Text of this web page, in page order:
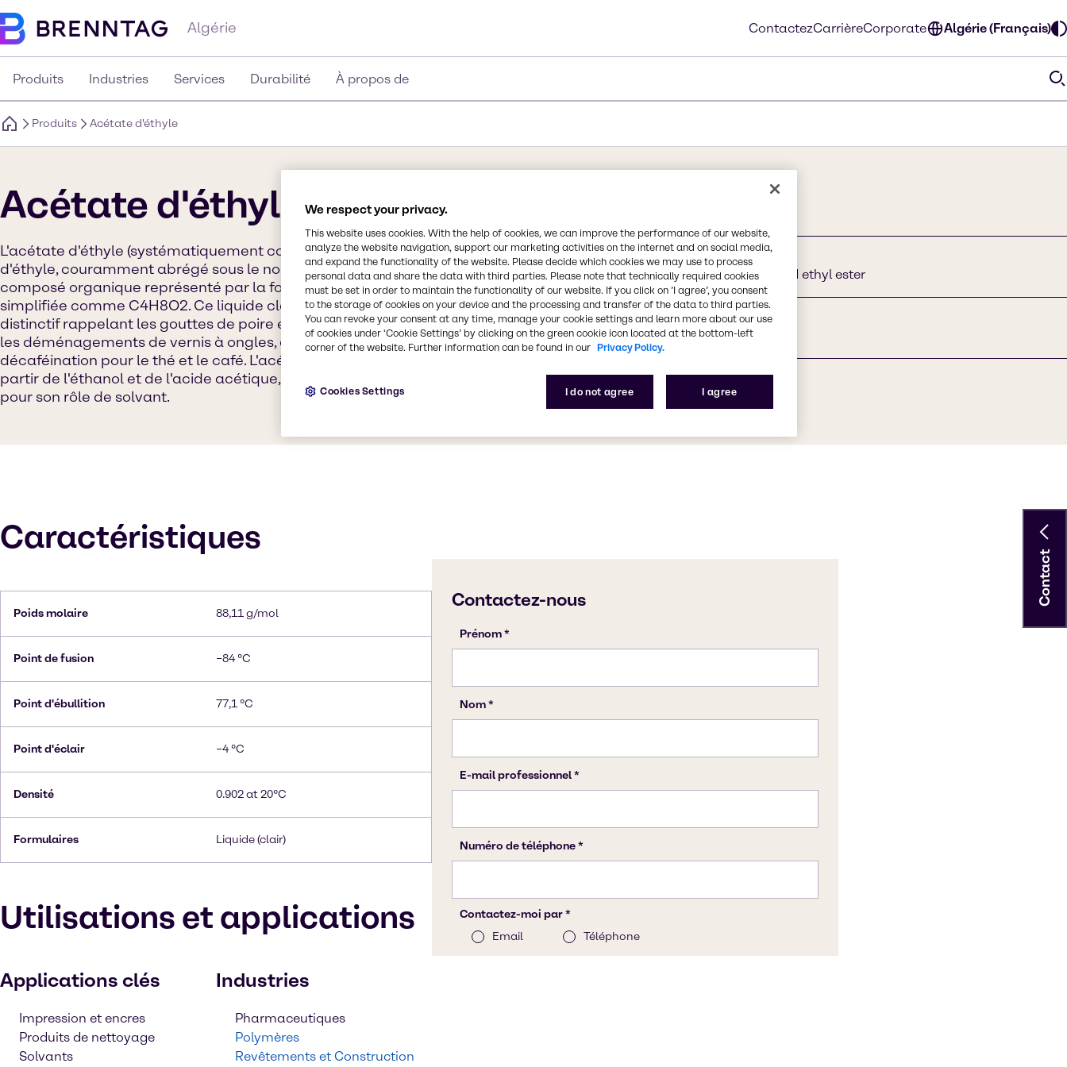
Algérie ContactezCarrièreCorporate Algérie (Français)
Produits Industries Services Durabilité À propos de
Produits Acétate d'éthyle
Acétate d'éthyle
L'acétate d'éthyle (systématiquement connu sous le nom d'éthanoate
d'éthyle, couramment abrégé sous le nom d'ETOAC, ETAC ou EA) est un
composé organique représenté par la formule chimique CH3-CO-CH2-CH3,
simplifiée comme C4H8O2. Ce liquide clair possède un parfum sucré
distinctif rappelant les gouttes de poire et trouve l'utilité dans les adhésifs,
les déménagements de vernis à ongles, ainsi que le processus de
décaféination pour le thé et le café. L'acétate d'éthyle est l'ester formé à
partir de l'éthanol et de l'acide acétique, et il est produit à grande échelle
pour son rôle de solvant.
Synonymes
1-acetoxyethane I acetic ester I acetic acid ethyl ester
Formule chimique
C4H8O2
Numéro CAS
141-78-6
Caractéristiques
Poids molaire 88,11 g/mol
Point de fusion −84 °C
Point d'ébullition 77,1 °C
Point d'éclair −4 °C
Densité 0.902 at 20°C
Formulaires Liquide (clair)
Utilisations et applications
Applications clés
Impression et encres
Produits de nettoyage
Solvants
Industries
Pharmaceutiques
Polymères
Revêtements et Construction
Contact
We respect your privacy.
This website uses cookies. With the help of cookies, we can improve the performance of our website,
analyze the website navigation, support our marketing activities on the internet and on social media,
and expand the functionality of the website. Please decide which cookies we may use to process
personal data and share the data with third parties. Please note that technically required cookies
must be set in order to maintain the functionality of our website. If you click on ’I agree’, you consent
to the storage of cookies on your device and the processing and transfer of the data to third parties.
You can revoke your consent at any time, manage your cookie settings and learn more about our use
of cookies under ‘Cookie Settings’ by clicking on the green cookie icon located at the bottom-left
corner of the website. Further information can be found in our Privacy Policy.
I do not agree I agree
Cookies Settings